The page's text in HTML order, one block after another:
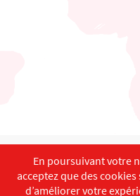
English
Copyright ©ISEC-AdW
En poursuivant votre
acceptez que des
d’améliorer votre